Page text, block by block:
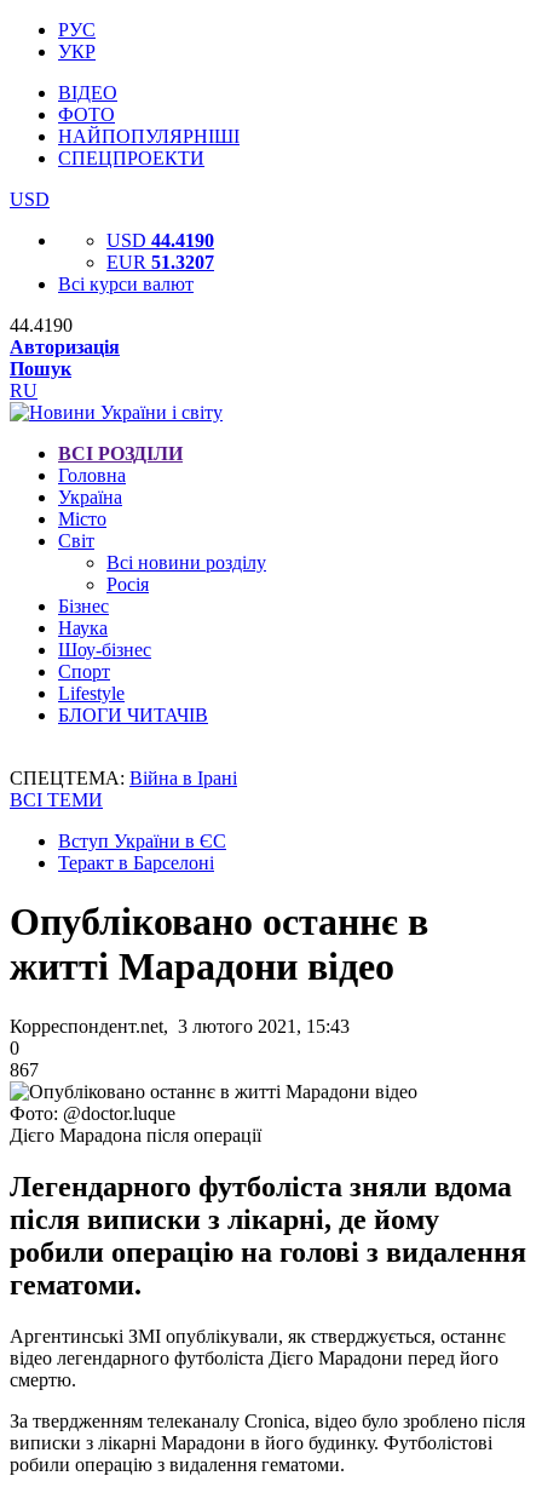
РУС
УКР
ВІДЕО
ФОТО
НАЙПОПУЛЯРНІШІ
СПЕЦПРОЕКТИ
USD
USD 44.4190
EUR 51.3207
Всі курси валют
44.4190
Авторизація
Пошук
RU
ВСІ РОЗДІЛИ
Головна
Україна
Місто
Світ
Всі новини розділу
Росія
Бізнес
Наука
Шоу-бізнес
Спорт
Lifestyle
БЛОГИ ЧИТАЧІВ
СПЕЦТЕМА: Війна в Ірані
ВСІ ТЕМИ
Вступ України в ЄС
Теракт в Барселоні
Опубліковано останнє в
житті Марадони відео
Корреспондент.net, 3 лютого 2021, 15:43
0
867
Фото: @doctor.luque
Дієго Марадона після операції
Легендарного футболіста зняли вдома
після виписки з лікарні, де йому
робили операцію на голові з видалення
гематоми.
Аргентинські ЗМІ опублікували, як стверджується, останнє
відео легендарного футболіста Дієго Марадони перед його
смертю.
За твердженням телеканалу Cronica, відео було зроблено після
виписки з лікарні Марадони в його будинку. Футболістові
робили операцію з видалення гематоми.